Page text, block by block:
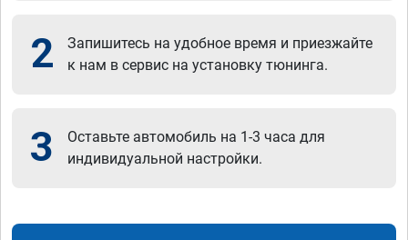
2
Запишитесь на удобное время и приезжайте
к нам в сервис на установку тюнинга.
3
Оставьте автомобиль на 1-3 часа для
индивидуальной настройки.